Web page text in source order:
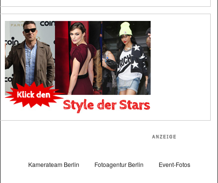
Kamerateam Berlin Fotoagentur Berlin Event-Fotos